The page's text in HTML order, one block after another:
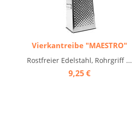
Vierkantreibe "MAESTRO"
Rostfreier Edelstahl, Rohrgriff ...
9,25 €